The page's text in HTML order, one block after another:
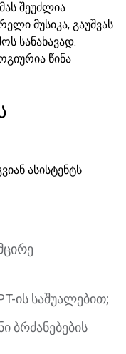
შეუძლია
მუსიკა, გაუშვას
სანახავად.
წინა
ასისტენტს
ის საშუალებით;
ბრძანებების